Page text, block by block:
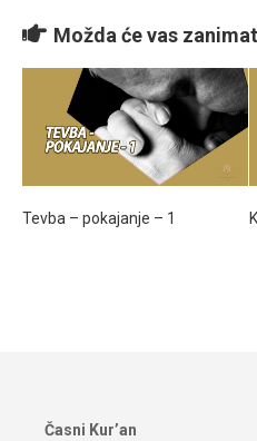
Možda će vas
Tevba – pokajanje – 1
Časni Kur’an